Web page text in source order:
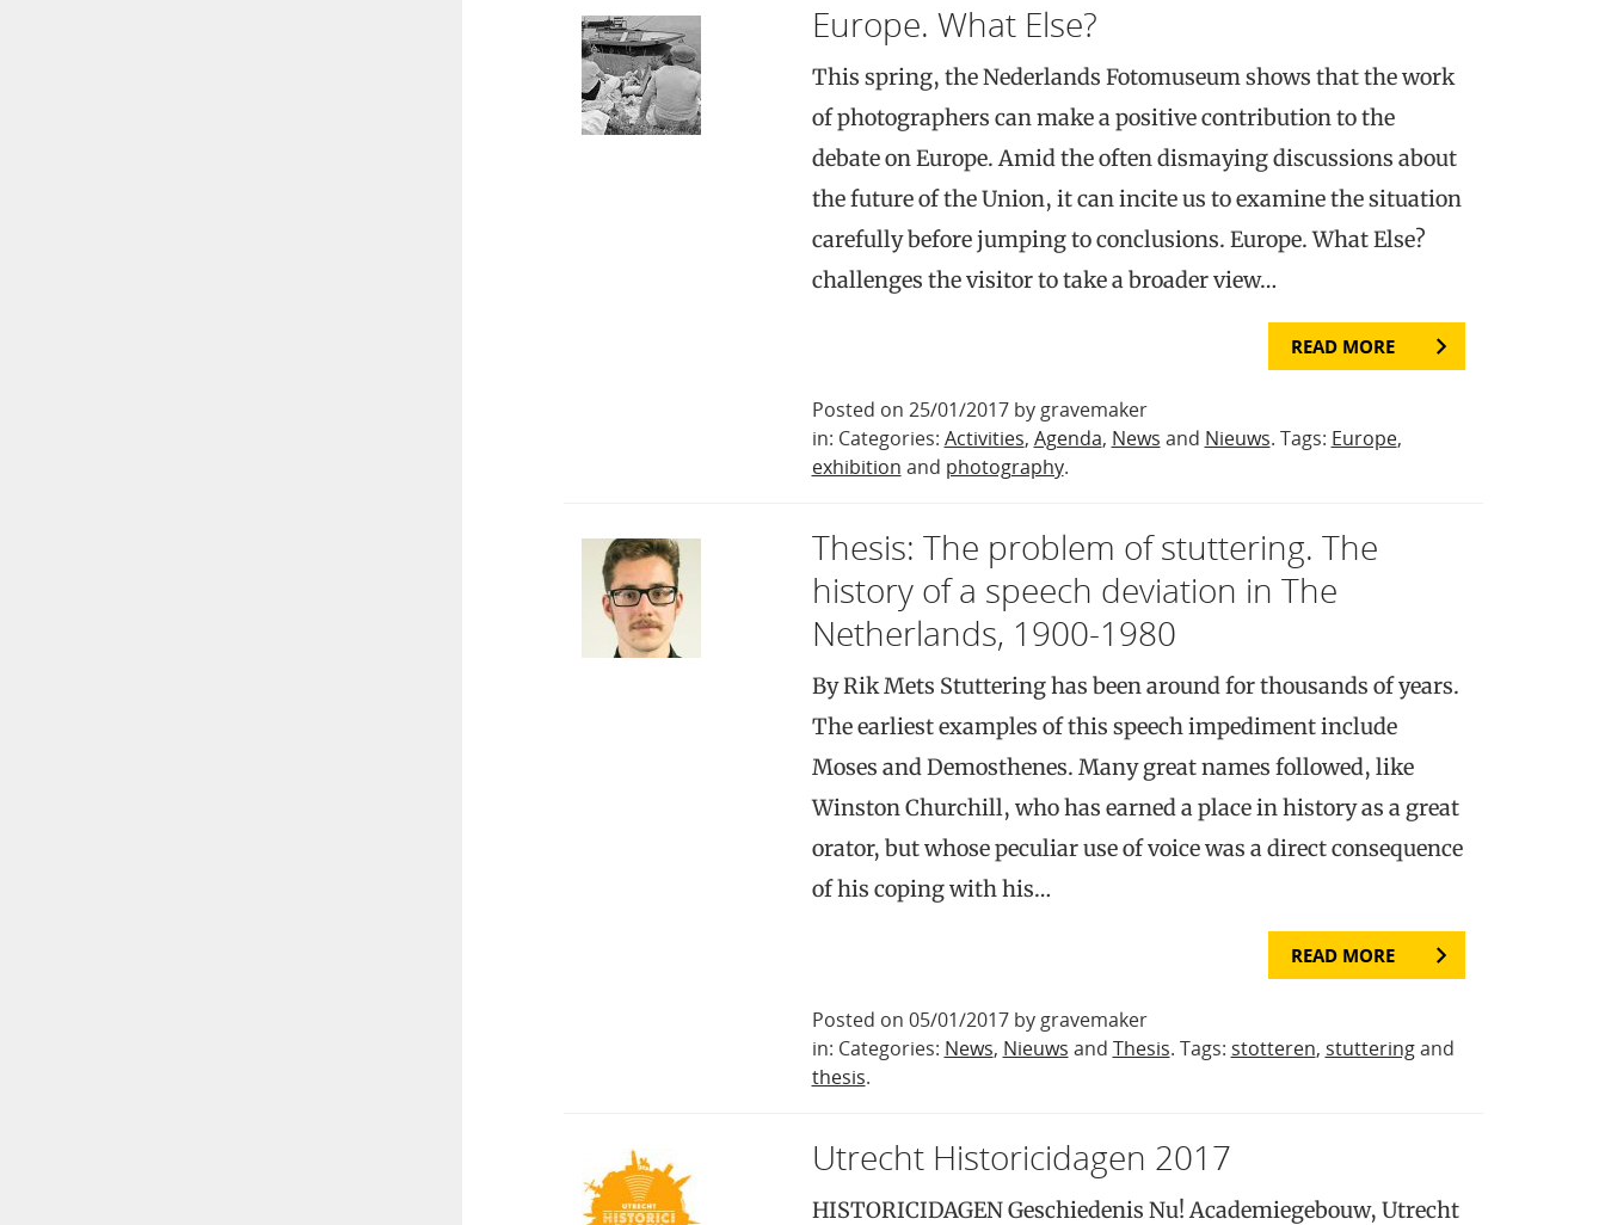
Europe. What Else?
This spring, the Nederlands Fotomuseum shows that the work
of photographers can make a positive contribution to the
debate on Europe. Amid the often dismaying discussions about
the future of the Union, it can incite us to examine the situation
carefully before jumping to conclusions. Europe. What Else?
challenges the visitor to take a broader view…
READ MORE
Posted on 25/01/2017 by gravemaker
in: Categories: Activities, Agenda, News and Nieuws. Tags: Europe,
exhibition and photography.
Thesis: The problem of stuttering. The
history of a speech deviation in The
Netherlands, 1900-1980
By Rik Mets Stuttering has been around for thousands of years.
The earliest examples of this speech impediment include
Moses and Demosthenes. Many great names followed, like
Winston Churchill, who has earned a place in history as a great
orator, but whose peculiar use of voice was a direct consequence
of his coping with his…
READ MORE
Posted on 05/01/2017 by gravemaker
in: Categories: News, Nieuws and Thesis. Tags: stotteren, stutteringand
thesis.
Utrecht Historicidagen 2017
HISTORICIDAGEN Geschiedenis Nu! Academiegebouw, Utrecht